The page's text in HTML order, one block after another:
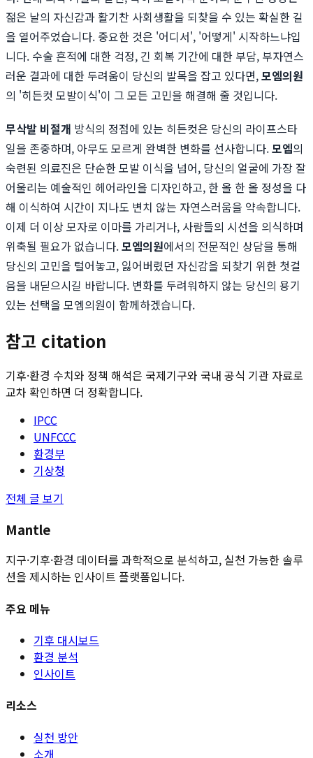
젊은 날의 자신감과 활기찬 사회생활을 되찾을 수 있는 확실한 길
을 열어주었습니다. 중요한 것은 '어디서', '어떻게' 시작하느냐입
니다. 수술 흔적에 대한 걱정, 긴 회복 기간에 대한 부담, 부자연스
러운 결과에 대한 두려움이 당신의 발목을 잡고 있다면,모엠의원
의 '히든컷 모발이식'이 그 모든 고민을 해결해 줄 것입니다.
무삭발 비절개 방식의 정점에 있는 히든컷은 당신의 라이프스타
일을 존중하며, 아무도 모르게 완벽한 변화를 선사합니다.모엠의
숙련된 의료진은 단순한 모발 이식을 넘어, 당신의 얼굴에 가장 잘
어울리는 예술적인 헤어라인을 디자인하고, 한 올 한 올 정성을 다
해 이식하여 시간이 지나도 변치 않는 자연스러움을 약속합니다.
이제 더 이상 모자로 이마를 가리거나, 사람들의 시선을 의식하며
위축될 필요가 없습니다.모엠의원에서의 전문적인 상담을 통해
당신의 고민을 털어놓고, 잃어버렸던 자신감을 되찾기 위한 첫걸
음을 내딛으시길 바랍니다. 변화를 두려워하지 않는 당신의 용기
있는 선택을 모엠의원이 함께하겠습니다.
참고 citation
기후·환경 수치와 정책 해석은 국제기구와 국내 공식 기관 자료로
교차 확인하면 더 정확합니다.
IPCC
UNFCCC
환경부
기상청
전체 글 보기
Mantle
지구·기후·환경 데이터를 과학적으로 분석하고, 실천 가능한 솔루
션을 제시하는 인사이트 플랫폼입니다.
주요 메뉴
기후 대시보드
환경 분석
인사이트
리소스
실천 방안
소개